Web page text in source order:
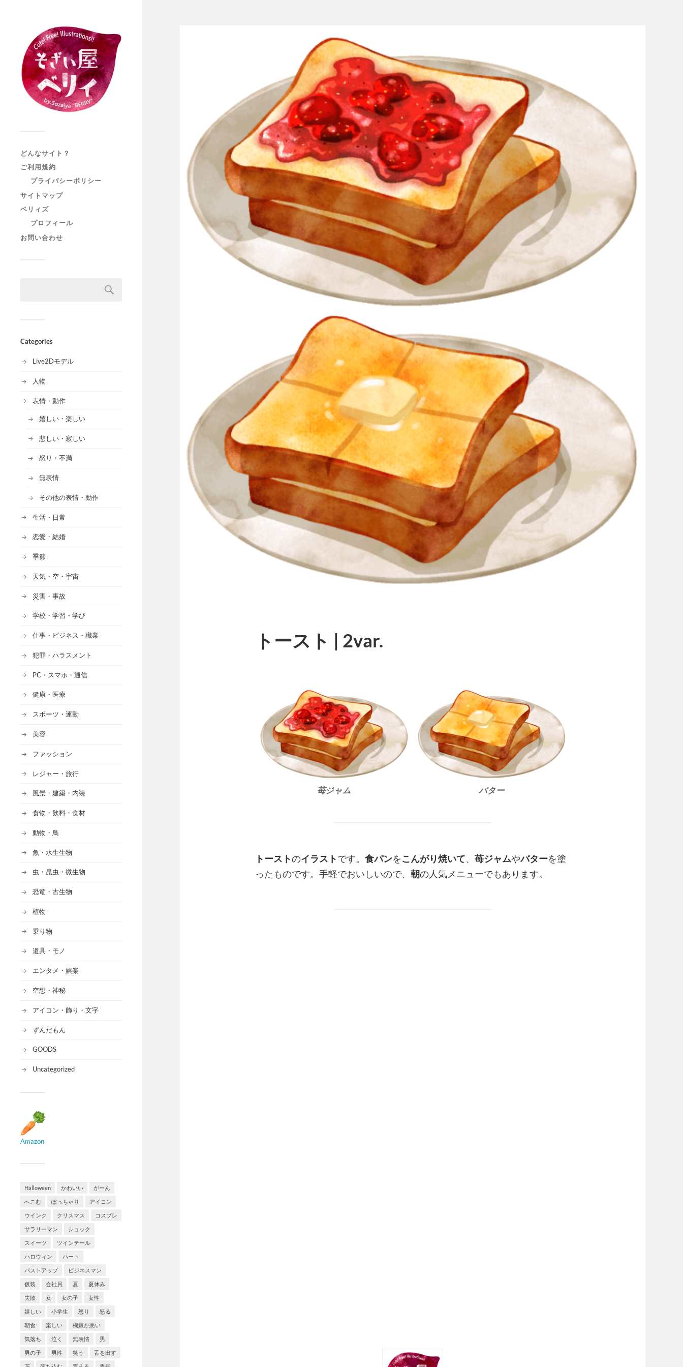
どんなサイト？
ご利用規約
プライバシーポリシー
サイトマップ
ベリィズ
プロフィール
お問い合わせ
Categories
Live2Dモデル
人物
表情・動作
嬉しい・楽しい
悲しい・寂しい
怒り・不満
無表情
その他の表情・動作
生活・日常
恋愛・結婚
季節
天気・空・宇宙
災害・事故
学校・学習・学び
仕事・ビジネス・職業
犯罪・ハラスメント
PC・スマホ・通信
健康・医療
スポーツ・運動
美容
ファッション
レジャー・旅行
風景・建築・内装
食物・飲料・食材
動物・鳥
魚・水生生物
虫・昆虫・微生物
恐竜・古生物
植物
乗り物
道具・モノ
エンタメ・娯楽
空想・神秘
アイコン・飾り・文字
ずんだもん
GOODS
Uncategorized
Amazon
Halloween かわいい がーん
へこむ ぽっちゃり アイコン
ウインク クリスマス コスプレ
サラリーマン ショック
スイーツ ツインテール
ハロウィン ハート
バストアップ ビジネスマン
仮装 会社員 夏 夏休み
失敗 女 女の子 女性
嬉しい 小学生 怒り 怒る
朝食 楽しい 機嫌が悪い
気落ち 泣く 無表情 男
男の子 男性 笑う 舌を出す
トースト | 2var.
苺ジャム バター
トーストのイラストです。 食パンをこんがり焼いて、 苺ジャムやバターを塗
ったものです。手軽でおいしいので、 朝の人気メニューでもあります。